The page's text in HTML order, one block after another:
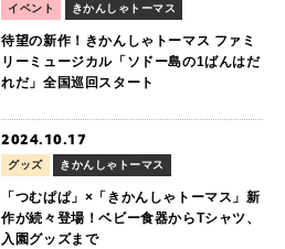
イベント きかんしゃトーマス
待望の新作！きかんしゃトーマス ファミ
リーミュージカル「ソドー島の1ばんはだ
れだ」全国巡回スタート
2024.10.17
グッズ きかんしゃトーマス
「つむぱぱ」×「きかんしゃトーマス」新
作が続々登場！ベビー食器からTシャツ、
入園グッズまで